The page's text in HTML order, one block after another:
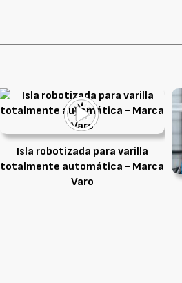
Isla robotizada para varilla
totalmente automática - Marca
Varo